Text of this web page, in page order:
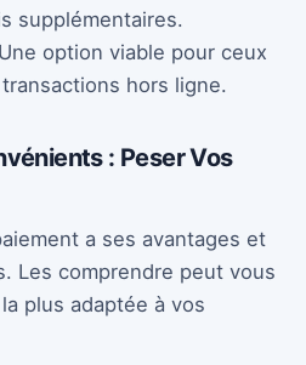
supplémentaires.
option viable pour ceux
hors ligne.
: Peser Vos
a ses avantages et
Les comprendre peut vous
plus adaptée à vos